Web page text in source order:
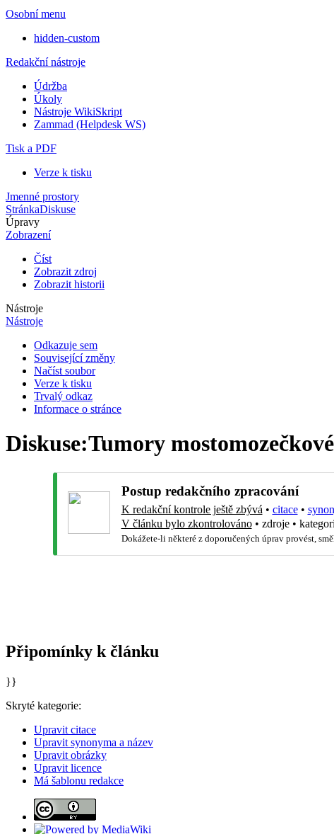
Osobní menu
hidden-custom
Redakční nástroje
Údržba
Úkoly
Nástroje WikiSkript
Zammad (Helpdesk WS)
Tisk a PDF
Verze k tisku
Jmenné prostory
StránkaDiskuse
Úpravy
Zobrazení
Číst
Zobrazit zdroj
Zobrazit historii
Nástroje
Nástroje
Odkazuje sem
Související změny
Načíst soubor
Verze k tisku
Trvalý odkaz
Informace o stránce
Diskuse:Tumory
Postup redakčního zpracování
K redakční kontrole ještě zbývá • citace•
V článku bylo zkontrolováno• zdroje•
Dokážete-li některé z doporučených úprav provést,
Připomínky k článku
}}
Skryté kategorie:
Upravit citace
Upravit synonyma a název
Upravit obrázky
Upravit licence
Má šablonu redakce